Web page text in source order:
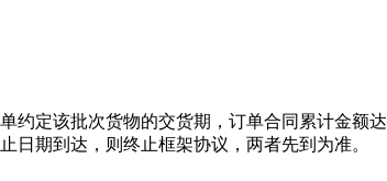
约定该批次货物的交货期，订单合同累计金额达
日期到达，则终止框架协议，两者先到为准。